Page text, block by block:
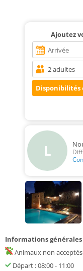
Ajoutez
L
Informations
Animaux non acceptés
Départ : 08:00 - 11:00